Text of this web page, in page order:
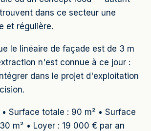
dans ce secteur une
et régulière.
le linéaire de façade est de 3 m
n'est connue à ce jour :
dans le projet d'exploitation
Surface totale : 90 m² • Surface
m² • Loyer : 19 000 € par an